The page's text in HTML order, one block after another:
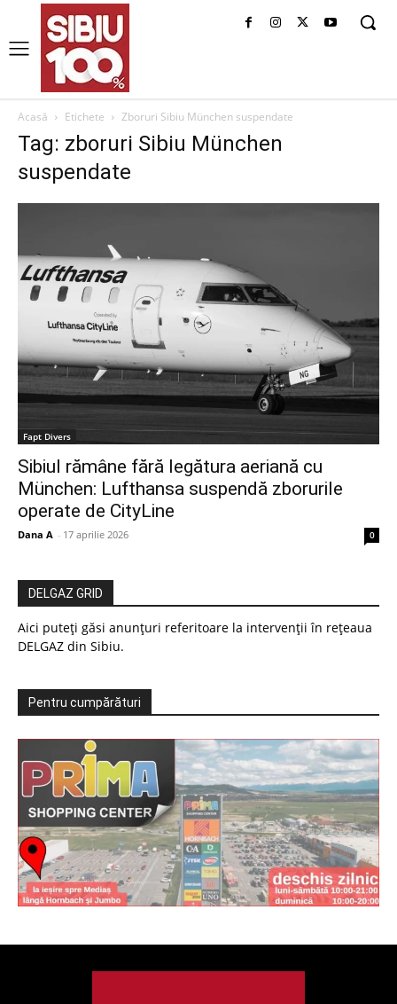
Acasă Etichete Zboruri Sibiu München suspendate
Tag: zboruri Sibiu München
suspendate
Fapt Divers
Sibiul rămâne fără legătura aeriană cu
München: Lufthansa suspendă zborurile
operate de CityLine
Dana A - 17 aprilie 2026 0
DELGAZ GRID
Aici puteți găsi anunțuri referitoare la intervenții în rețeaua
DELGAZ din Sibiu.
Pentru cumpărături